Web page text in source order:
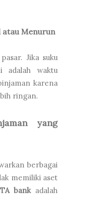
atau Menurun
Jika suku
adalah waktu
karena
ringan.
yang
berbagai
memiliki aset
bankadalah